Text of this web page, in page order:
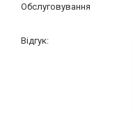
Обслуговування
Відгук: